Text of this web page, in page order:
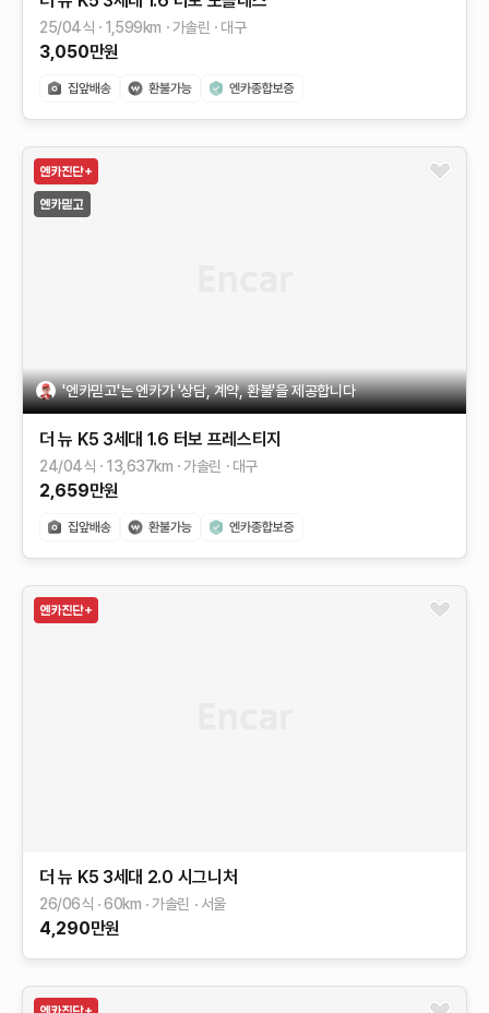
25/04식 1,599km 가솔린 대구
3,050만원
'엔카믿고'는 엔카가 '상담, 계약, 환불'을 제공합니다
더 뉴 K5 3세대 1.6 터보 프레스티지
24/04식 13,637km 가솔린 대구
2,659만원
더 뉴 K5 3세대 2.0 시그니처
26/06식 60km 가솔린 서울
4,290만원